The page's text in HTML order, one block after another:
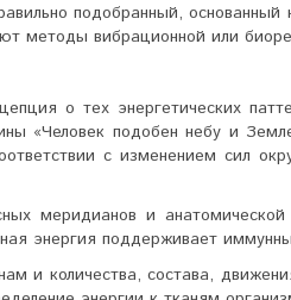
подобранный, основанный
методы вибрационной или
о тех энергетических
«Человек подобен небу и
с изменением сил
меридианов и анатомической
энергия поддерживает
и количества, состава,